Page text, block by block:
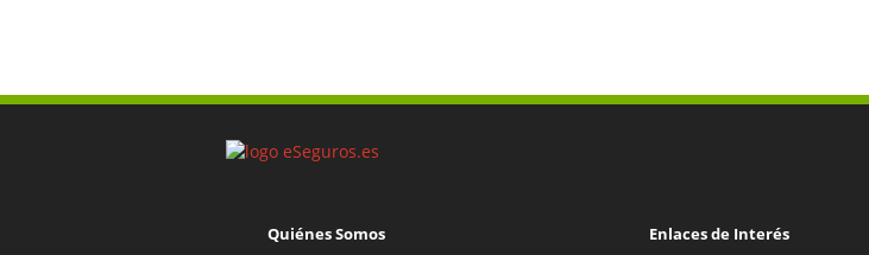
Quiénes Somos
Enlaces de Interés